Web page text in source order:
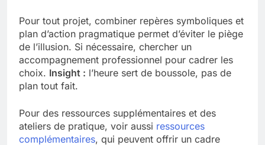
Pour tout projet, combiner repères symboliques et
plan d’action pragmatique permet d’éviter le piège
de l’illusion. Si nécessaire, chercher un
accompagnement professionnel pour cadrer les
choix. Insight : l’heure sert de boussole, pas de
plan tout fait.
Pour des ressources supplémentaires et des
ateliers de pratique, voir aussi ressources
complémentaires, qui peuvent offrir un cadre